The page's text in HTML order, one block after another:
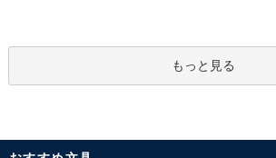
もっと見る